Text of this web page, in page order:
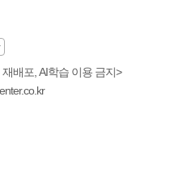
배포, AI학습 이용 금지>